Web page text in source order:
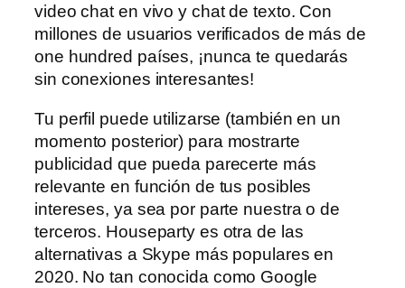
video chat en vivo y chat de texto. Con
millones de usuarios verificados de más de
one hundred países, ¡nunca te quedarás
sin conexiones interesantes!
Tu perfil puede utilizarse (también en un
momento posterior) para mostrarte
publicidad que pueda parecerte más
relevante en función de tus posibles
intereses, ya sea por parte nuestra o de
terceros. Houseparty es otra de las
alternativas a Skype más populares en
2020. No tan conocida como Google